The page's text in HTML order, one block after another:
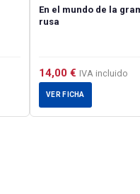
En el mundo de la
rusa
14,00 € IVA incluido
VER FICHA